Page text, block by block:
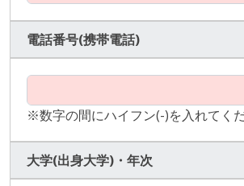
電話番号(携帯電話)
※数字の間にハイフン(-)を入れてく
大学(出身大学)・年次